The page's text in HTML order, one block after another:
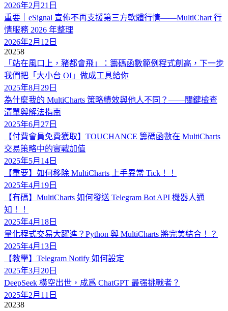
2026年2月21日
重要｜eSignal 宣佈不再支援第三方軟體行情——MultiChart 行
情服務 2026 年整理
2026年2月12日
20258
「站在風口上，豬都會飛」：籌碼函數範例程式創高，下一步
我們把「大小台 OI」做成工具給你
2025年8月29日
為什麼我的 MultiCharts 策略績效與他人不同？——關鍵檢查
清單與解法指南
2025年6月27日
【付費會員免費獲取】TOUCHANCE 籌碼函數在 MultiCharts
交易策略中的實戰加值
2025年5月14日
【重要】如何移除 MultiCharts 上手異常 Tick！！
2025年4月19日
【有碼】MultiCharts 如何發送 Telegram Bot API 機器人通
知！！
2025年4月18日
量化程式交易大躍進？Python 與 MultiCharts 將完美結合！？
2025年4月13日
【教學】Telegram Notify 如何設定
2025年3月20日
DeepSeek 橫空出世，成爲 ChatGPT 最强挑戰者？
2025年2月11日
20238